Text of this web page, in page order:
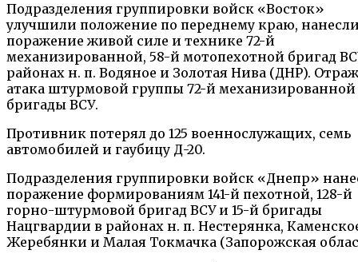
Подразделения группировки войск «Восток»
улучшили положение по переднему краю,
поражение живой силе и технике 72-й
механизированной, 58-й мотопехотной бригад
районах н. п. Водяное и Золотая Нива (ДНР).
атака штурмовой группы 72-й механизированной
бригады ВСУ.
Противник потерял до 125 военнослужащих, семь
автомобилей и гаубицу Д-20.
Подразделения группировки войск «Днепр»
поражение формированиям 141-й пехотной, 128-й
горно-штурмовой бригад ВСУ и 15-й бригады
Нацгвардии в районах н. п. Нестерянка,
Жеребянки и Малая Токмачка (Запорожская